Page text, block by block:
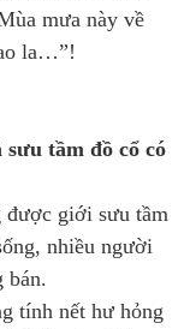
mưa này về
la…”!
tầm đồ cổ có
được giới sưu tầm
nhiều người
bán.
tính nết hư hỏng